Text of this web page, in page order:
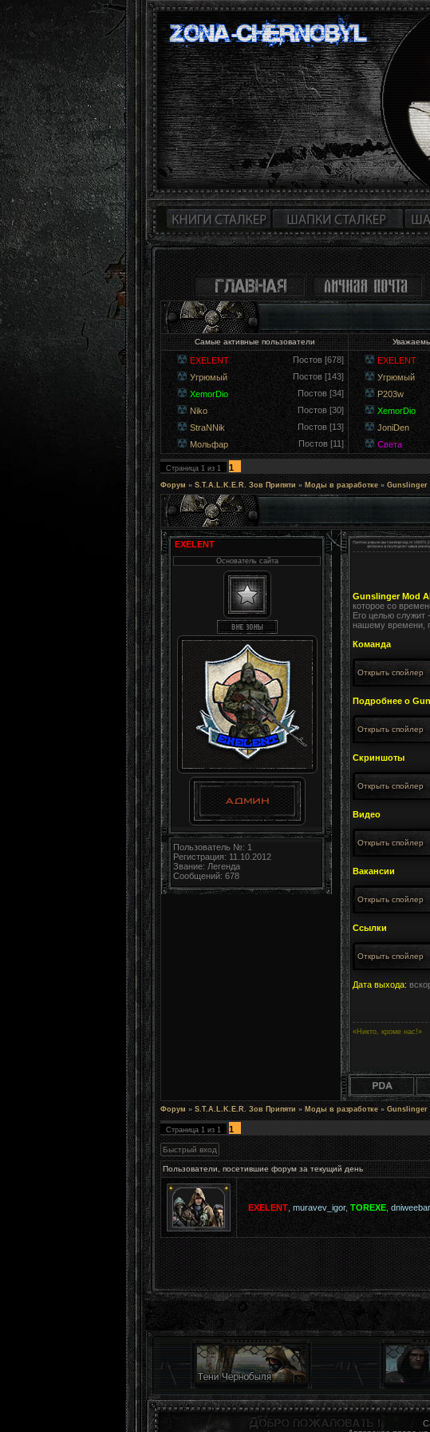
Самые активные пользователи
EXELENT
Постов [678]
Угрюмый
Постов [143]
XemorDio
Постов [34]
Niko
Постов [30]
StraNNik
Постов [13]
Мольфар
Постов [11]
EXELENT
Угрюмый
P203w
XemorDio
JoniDen
Света
Страница 1 из 1 1
Форум » S.T.A.L.K.E.R. Зов Припяти » Моды в разработке » Gunslinger
EXELENT
Основатель сайта
Пользователь №: 1
Регистрация: 11.10.2012
Звание: Легенда
Сообщений: 678
Gunslinger Mod
которое со
Его целью служит
нашему времени,
Команда
Подробнее о
Скриншоты
Видео
Вакансии
Ссылки
Дата выхода:
«Никто, кроме нас!»
Форум » S.T.A.L.K.E.R. Зов Припяти » Моды в разработке » Gunslinger
Страница 1 из 1
1
Пользователи, посетившие форум за текущий день
EXELENT ,muravev_igor, TOREXE,